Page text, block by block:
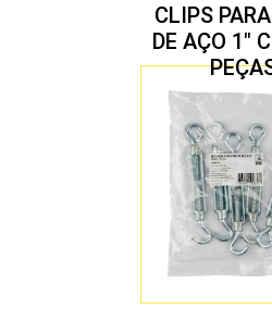
CLIPS
DE AÇO 1″